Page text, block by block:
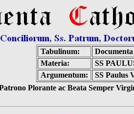
Tabulinum:
Materia:
SS
Argumentum:
SS Paulus
Plorante ac Beata Semper